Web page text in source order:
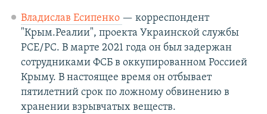
Владислав Есипенко — корреспондент
"Крым.Реалии", проекта Украинской службы
РСЕ/РС. В марте 2021 года он был задержан
сотрудниками ФСБ в оккупированном Россией
Крыму. В настоящее время он отбывает
пятилетний срок по ложному обвинению в
хранении взрывчатых веществ.